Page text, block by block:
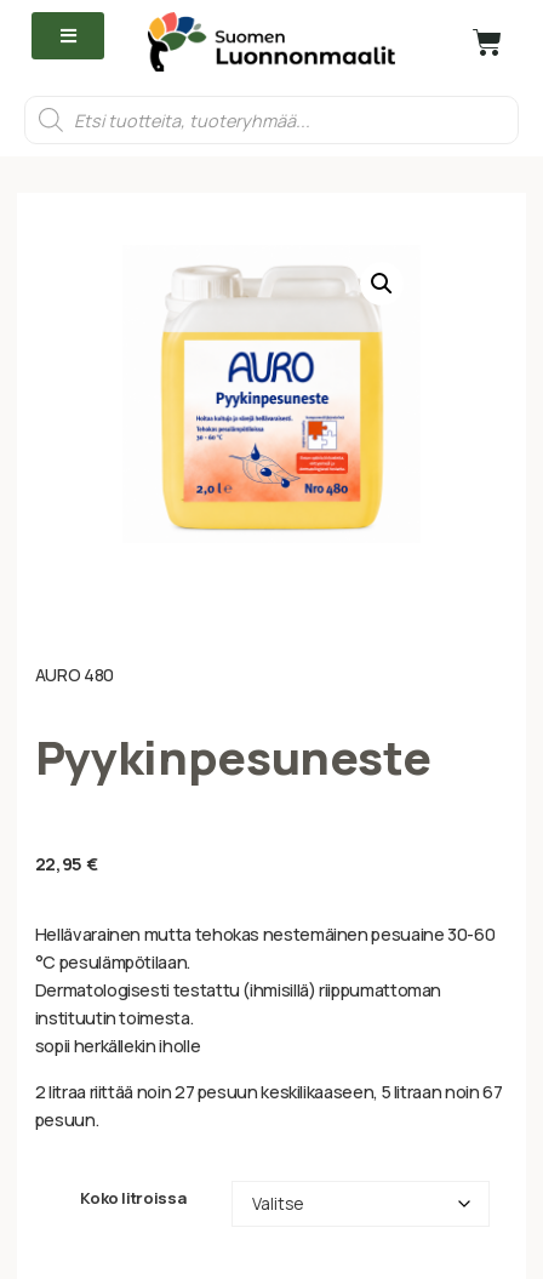
AURO 480
Pyykinpesuneste
22,95 €
Hellävarainen mutta tehokas nestemäinen pesuaine 30-60
°C pesulämpötilaan.
Dermatologisesti testattu (ihmisillä) riippumattoman
instituutin toimesta.
sopii herkällekin iholle
2 litraa riittää noin 27 pesuun keskilikaaseen, 5 litraan noin 67
pesuun.
Koko litroissa